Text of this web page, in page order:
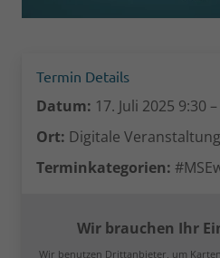
Termin Details
Datum: 17. Juli 2025 9:30 –
Ort: Digitale Veranstaltung
Terminkategorien:
Wir brauchen Ihr
Wir benutzen Drittanbieter, um